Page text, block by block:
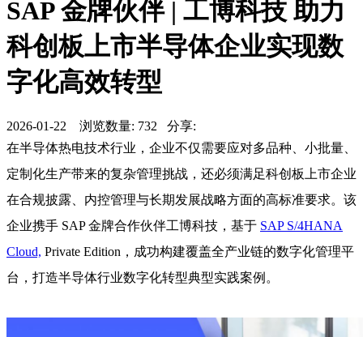
SAP 金牌伙伴 | 工博科技 助力
科创板上市半导体企业实现数
字化高效转型
2026-01-22 浏览数量: 732 分享:
在半导体热电技术行业，企业不仅需要应对多品种、小批量、
定制化生产带来的复杂管理挑战，还必须满足科创板上市企业
在合规披露、内控管理与长期发展战略方面的高标准要求。该
企业携手 SAP 金牌合作伙伴工博科技，基于 SAP S/4HANA
Cloud, Private Edition，成功构建覆盖全产业链的数字化管理平
台，打造半导体行业数字化转型典型实践案例。